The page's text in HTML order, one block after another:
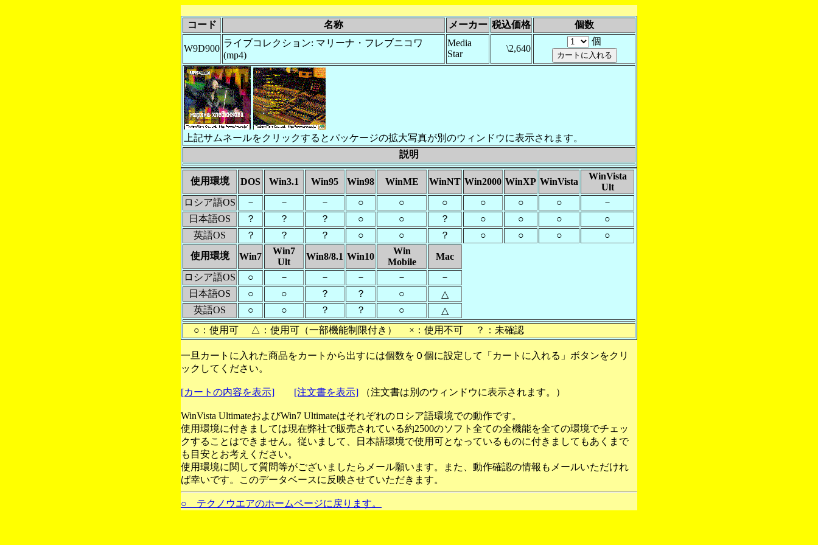
コード 名称 メーカー 税込価格 個数
W9D900
ライブコレクション: マリーナ・フレブニコワ
(mp4)
Media
Star
\2,640
個
上記サムネールをクリックするとパッケージの拡大写真が別のウィンドウに表示されます。
説明
使用環境 DOS Win3.1 Win95 Win98 WinME WinNT Win2000 WinXP WinVista
WinVista
Ult
ロシア語OS
－ － － ○ ○ ○ ○ ○ ○
－
日本語OS
？ ？ ？ ○ ○ ？ ○ ○ ○
○
英語OS
？ ？ ？ ○ ○ ？ ○ ○ ○
○
使用環境
Win7
Win7
Ult
Win8/8.1 Win10
Win
Mobile
Mac
ロシア語OS
○ － － － －
－
日本語OS
○ ○ ？ ？ ○
△
英語OS
○ ○ ？ ？ ○
△
○：使用可 △：使用可（一部機能制限付き） ×：使用不可 ？：未確認
一旦カートに入れた商品をカートから出すには個数を０個に設定して「カートに入れる」ボタンをクリ
ックしてください。
[カートの内容を表示] [注文書を表示] （注文書は別のウィンドウに表示されます。）
WinVista UltimateおよびWin7 Ultimateはそれぞれのロシア語環境での動作です。
使用環境に付きましては現在弊社で販売されている約2500のソフト全ての全機能を全ての環境でチェッ
クすることはできません。従いまして、日本語環境で使用可となっているものに付きましてもあくまで
も目安とお考えください。
使用環境に関して質問等がございましたらメール願います。また、動作確認の情報もメールいただけれ
ば幸いです。このデータベースに反映させていただきます。
○ テクノウエアのホームページに戻ります。